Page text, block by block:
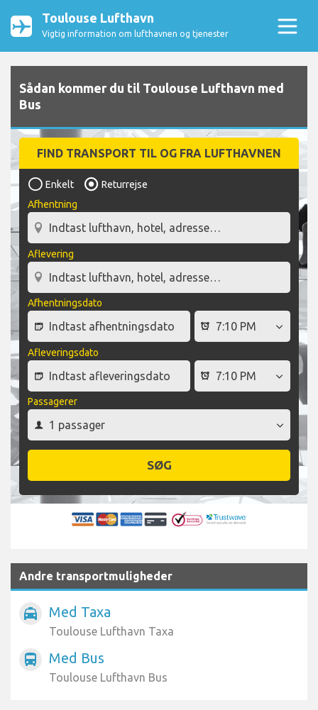
Toulouse Lufthavn
Vigtig information om lufthavnen og tjenester
Sådan kommer du til Toulouse Lufthavn med
Bus
FIND TRANSPORT TIL OG FRA LUFTHAVNEN
Enkelt
Returrejse
Afhentning
Aflevering
Afhentningsdato
Afleveringsdato
Passagerer
SØG
Andre transportmuligheder
local_taxi Med Taxa
Toulouse Lufthavn Taxa
directions_bus Med Bus
Toulouse Lufthavn Bus